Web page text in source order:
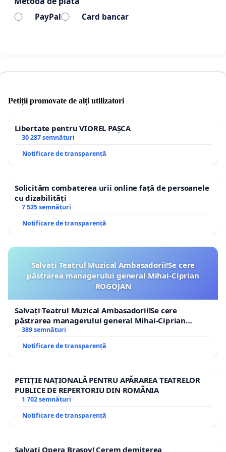
PayPal Card bancar
Petiții promovate de alți utilizatori
Libertate pentru VIOREL PAȘCA
30 287 semnături
Notificare de transparență
Solicităm combaterea urii online față de persoanele
cu dizabilități
7 525 semnături
Notificare de transparență
Salvați Teatrul Muzical Ambasadorii!Se cere
păstrarea managerului general Mihai-Ciprian
ROGOJAN
Salvați Teatrul Muzical Ambasadorii!Se cere
păstrarea managerului general Mihai-Ciprian
ROGOJAN
389 semnături
Notificare de transparență
PETIȚIE NAȚIONALĂ PENTRU APĂRAREA TEATRELOR
PUBLICE DE REPERTORIU DIN ROMÂNIA
1 702 semnături
Notificare de transparență
Salvați Opera Brașov! Cerem demiterea